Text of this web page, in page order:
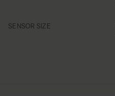
SENSOR SIZEFILTER